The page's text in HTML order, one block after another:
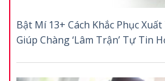
Bật Mí 13+ Cách Khắc Phục
Giúp Chàng ‘Lâm Trận’ Tự Tin